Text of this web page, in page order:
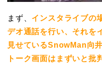
まず、 インスタライブの
デオ通話を行い、それを
見せているSnowMan向
トーク画面はまずいと批